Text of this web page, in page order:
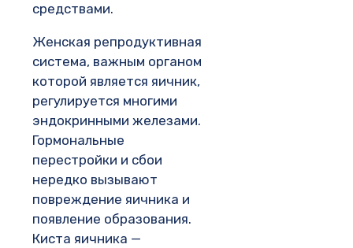
средствами.
Женская репродуктивная
система, важным органом
которой является яичник,
регулируется многими
эндокринными железами.
Гормональные
перестройки и сбои
нередко вызывают
повреждение яичника и
появление образования.
Киста яичника —